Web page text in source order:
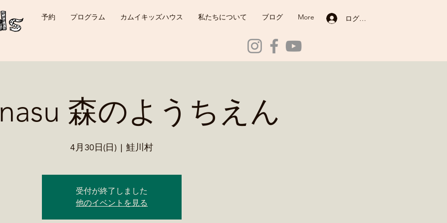
予約 プログラム カムイキッズハウス 私たちについて ブログ More ログイン
森のようちえん
4月30日(日)
  |
鮭川村
受付が終了しました
他のイベントを見る